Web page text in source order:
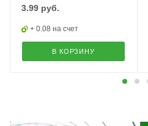
3.99 руб.
+ 0.08 на счет
В КОРЗИНУ